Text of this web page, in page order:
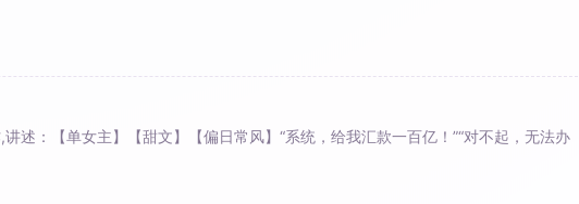
述：【单女主】【甜文】【偏日常风】“系统，给我汇款一百亿！”“对不起，无法办